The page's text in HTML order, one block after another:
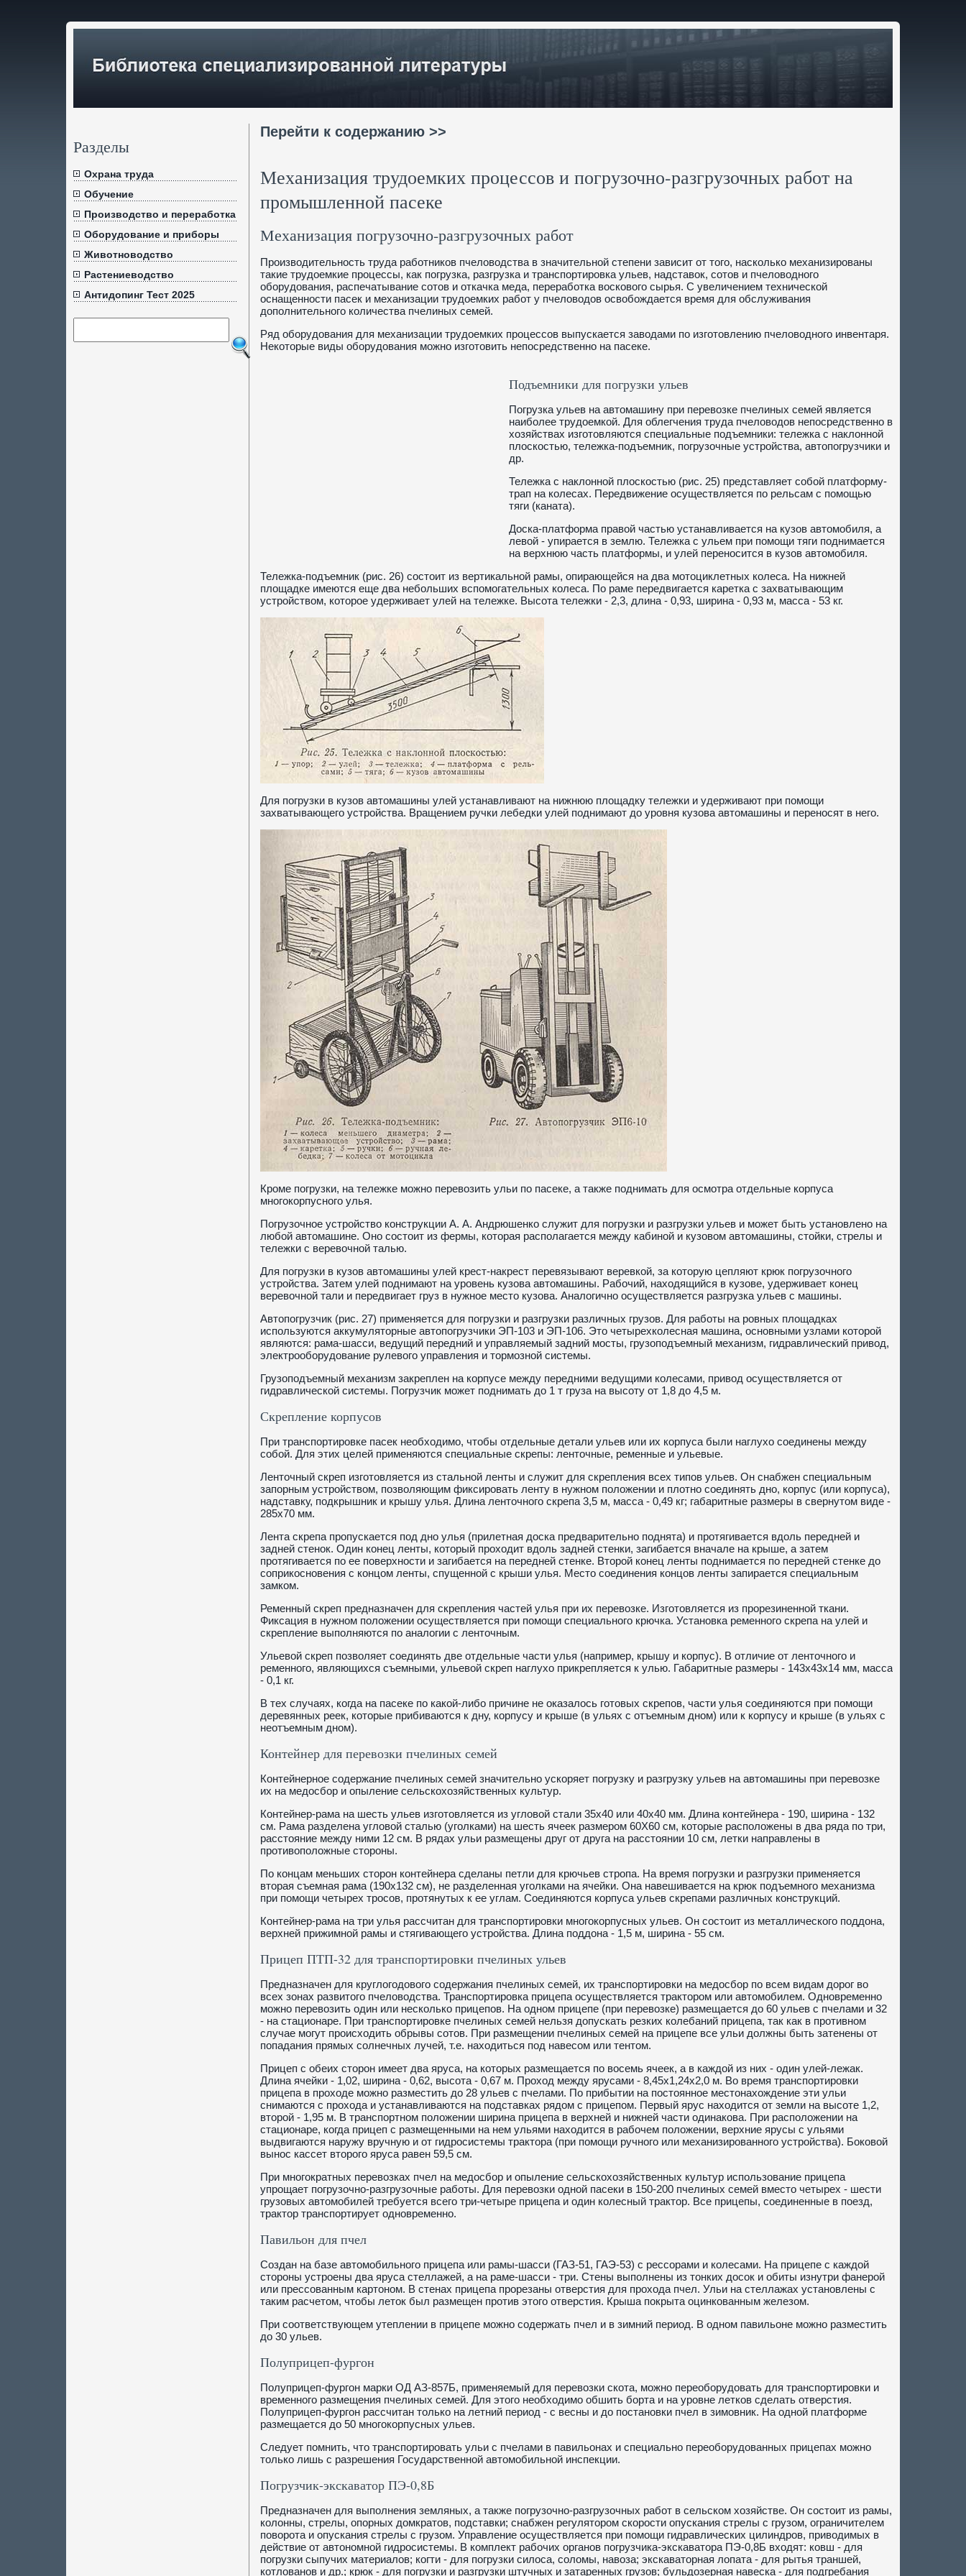
Перейти к содержанию >>
Механизация трудоемких процессов и погрузочно-разгрузочных работ на
промышленной пасеке
Механизация погрузочно-разгрузочных работ
Производительность труда работников пчеловодства в значительной степени зависит от того, насколько механизированы
такие трудоемкие процессы, как погрузка, разгрузка и транспортировка ульев, надставок, сотов и пчеловодного
оборудования, распечатывание сотов и откачка меда, переработка воскового сырья. С увеличением технической
оснащенности пасек и механизации трудоемких работ у пчеловодов освобождается время для обслуживания
дополнительного количества пчелиных семей.
Ряд оборудования для механизации трудоемких процессов выпускается заводами по изготовлению пчеловодного инвентаря.
Некоторые виды оборудования можно изготовить непосредственно на пасеке.
Подъемники для погрузки ульев
Погрузка ульев на автомашину при перевозке пчелиных семей является
наиболее трудоемкой. Для облегчения труда пчеловодов непосредственно в
хозяйствах изготовляются специальные подъемники: тележка с наклонной
плоскостью, тележка-подъемник, погрузочные устройства, автопогрузчики и
др.
Тележка с наклонной плоскостью (рис. 25) представляет собой платформу-
трап на колесах. Передвижение осуществляется по рельсам с помощью
тяги (каната).
Доска-платформа правой частью устанавливается на кузов автомобиля, а
левой - упирается в землю. Тележка с ульем при помощи тяги поднимается
на верхнюю часть платформы, и улей переносится в кузов автомобиля.
Тележка-подъемник (рис. 26) состоит из вертикальной рамы, опирающейся на два мотоциклетных колеса. На нижней
площадке имеются еще два небольших вспомогательных колеса. По раме передвигается каретка с захватывающим
устройством, которое удерживает улей на тележке. Высота тележки - 2,3, длина - 0,93, ширина - 0,93 м, масса - 53 кг.
Для погрузки в кузов автомашины улей устанавливают на нижнюю площадку тележки и удерживают при помощи
захватывающего устройства. Вращением ручки лебедки улей поднимают до уровня кузова автомашины и переносят в него.
Кроме погрузки, на тележке можно перевозить ульи по пасеке, а также поднимать для осмотра отдельные корпуса
многокорпусного улья.
Погрузочное устройство конструкции А. А. Андрюшенко служит для погрузки и разгрузки ульев и может быть установлено на
любой автомашине. Оно состоит из фермы, которая располагается между кабиной и кузовом автомашины, стойки, стрелы и
тележки с веревочной талью.
Для погрузки в кузов автомашины улей крест-накрест перевязывают веревкой, за которую цепляют крюк погрузочного
устройства. Затем улей поднимают на уровень кузова автомашины. Рабочий, находящийся в кузове, удерживает конец
веревочной тали и передвигает груз в нужное место кузова. Аналогично осуществляется разгрузка ульев с машины.
Автопогрузчик (рис. 27) применяется для погрузки и разгрузки различных грузов. Для работы на ровных площадках
используются аккумуляторные автопогрузчики ЭП-103 и ЭП-106. Это четырехколесная машина, основными узлами которой
являются: рама-шасси, ведущий передний и управляемый задний мосты, грузоподъемный механизм, гидравлический привод,
электрооборудование рулевого управления и тормозной системы.
Грузоподъемный механизм закреплен на корпусе между передними ведущими колесами, привод осуществляется от
гидравлической системы. Погрузчик может поднимать до 1 т груза на высоту от 1,8 до 4,5 м.
Скрепление корпусов
При транспортировке пасек необходимо, чтобы отдельные детали ульев или их корпуса были наглухо соединены между
собой. Для этих целей применяются специальные скрепы: ленточные, ременные и ульевые.
Ленточный скреп изготовляется из стальной ленты и служит для скрепления всех типов ульев. Он снабжен специальным
запорным устройством, позволяющим фиксировать ленту в нужном положении и плотно соединять дно, корпус (или корпуса),
надставку, подкрышник и крышу улья. Длина ленточного скрепа 3,5 м, масса - 0,49 кг; габаритные размеры в свернутом виде -
285x70 мм.
Лента скрепа пропускается под дно улья (прилетная доска предварительно поднята) и протягивается вдоль передней и
задней стенок. Один конец ленты, который проходит вдоль задней стенки, загибается вначале на крыше, а затем
протягивается по ее поверхности и загибается на передней стенке. Второй конец ленты поднимается по передней стенке до
соприкосновения с концом ленты, спущенной с крыши улья. Место соединения концов ленты запирается специальным
замком.
Ременный скреп предназначен для скрепления частей улья при их перевозке. Изготовляется из прорезиненной ткани.
Фиксация в нужном положении осуществляется при помощи специального крючка. Установка ременного скрепа на улей и
скрепление выполняются по аналогии с ленточным.
Ульевой скреп позволяет соединять две отдельные части улья (например, крышу и корпус). В отличие от ленточного и
ременного, являющихся съемными, ульевой скреп наглухо прикрепляется к улью. Габаритные размеры - 143х43х14 мм, масса
- 0,1 кг.
В тех случаях, когда на пасеке по какой-либо причине не оказалось готовых скрепов, части улья соединяются при помощи
деревянных реек, которые прибиваются к дну, корпусу и крыше (в ульях с отъемным дном) или к корпусу и крыше (в ульях с
неотъемным дном).
Контейнер для перевозки пчелиных семей
Контейнерное содержание пчелиных семей значительно ускоряет погрузку и разгрузку ульев на автомашины при перевозке
их на медосбор и опыление сельскохозяйственных культур.
Контейнер-рама на шесть ульев изготовляется из угловой стали 35x40 или 40x40 мм. Длина контейнера - 190, ширина - 132
см. Рама разделена угловой сталью (уголками) на шесть ячеек размером 60X60 см, которые расположены в два ряда по три,
расстояние между ними 12 см. В рядах ульи размещены друг от друга на расстоянии 10 см, летки направлены в
противоположные стороны.
По концам меньших сторон контейнера сделаны петли для крючьев стропа. На время погрузки и разгрузки применяется
вторая съемная рама (190х132 см), не разделенная уголками на ячейки. Она навешивается на крюк подъемного механизма
при помощи четырех тросов, протянутых к ее углам. Соединяются корпуса ульев скрепами различных конструкций.
Контейнер-рама на три улья рассчитан для транспортировки многокорпусных ульев. Он состоит из металлического поддона,
верхней прижимной рамы и стягивающего устройства. Длина поддона - 1,5 м, ширина - 55 см.
Прицеп ПТП-32 для транспортировки пчелиных ульев
Предназначен для круглогодового содержания пчелиных семей, их транспортировки на медосбор по всем видам дорог во
всех зонах развитого пчеловодства. Транспортировка прицепа осуществляется трактором или автомобилем. Одновременно
можно перевозить один или несколько прицепов. На одном прицепе (при перевозке) размещается до 60 ульев с пчелами и 32
- на стационаре. При транспортировке пчелиных семей нельзя допускать резких колебаний прицепа, так как в противном
случае могут происходить обрывы сотов. При размещении пчелиных семей на прицепе все ульи должны быть затенены от
попадания прямых солнечных лучей, т.е. находиться под навесом или тентом.
Прицеп с обеих сторон имеет два яруса, на которых размещается по восемь ячеек, а в каждой из них - один улей-лежак.
Длина ячейки - 1,02, ширина - 0,62, высота - 0,67 м. Проход между ярусами - 8,45x1,24x2,0 м. Во время транспортировки
прицепа в проходе можно разместить до 28 ульев с пчелами. По прибытии на постоянное местонахождение эти ульи
снимаются с прохода и устанавливаются на подставках рядом с прицепом. Первый ярус находится от земли на высоте 1,2,
второй - 1,95 м. В транспортном положении ширина прицепа в верхней и нижней части одинакова. При расположении на
стационаре, когда прицеп с размещенными на нем ульями находится в рабочем положении, верхние ярусы с ульями
выдвигаются наружу вручную и от гидросистемы трактора (при помощи ручного или механизированного устройства). Боковой
вынос кассет второго яруса равен 59,5 см.
При многократных перевозках пчел на медосбор и опыление сельскохозяйственных культур использование прицепа
упрощает погрузочно-разгрузочные работы. Для перевозки одной пасеки в 150-200 пчелиных семей вместо четырех - шести
грузовых автомобилей требуется всего три-четыре прицепа и один колесный трактор. Все прицепы, соединенные в поезд,
трактор транспортирует одновременно.
Павильон для пчел
Создан на базе автомобильного прицепа или рамы-шасси (ГАЗ-51, ГАЭ-53) с рессорами и колесами. На прицепе с каждой
стороны устроены два яруса стеллажей, а на раме-шасси - три. Стены выполнены из тонких досок и обиты изнутри фанерой
или прессованным картоном. В стенах прицепа прорезаны отверстия для прохода пчел. Ульи на стеллажах установлены с
таким расчетом, чтобы леток был размещен против этого отверстия. Крыша покрыта оцинкованным железом.
При соответствующем утеплении в прицепе можно содержать пчел и в зимний период. В одном павильоне можно разместить
до 30 ульев.
Полуприцеп-фургон
Полуприцеп-фургон марки ОД АЗ-857Б, применяемый для перевозки скота, можно переоборудовать для транспортировки и
временного размещения пчелиных семей. Для этого необходимо обшить борта и на уровне летков сделать отверстия.
Полуприцеп-фургон рассчитан только на летний период - с весны и до постановки пчел в зимовник. На одной платформе
размещается до 50 многокорпусных ульев.
Следует помнить, что транспортировать ульи с пчелами в павильонах и специально переоборудованных прицепах можно
только лишь с разрешения Государственной автомобильной инспекции.
Погрузчик-экскаватор ПЭ-0,8Б
Предназначен для выполнения земляных, а также погрузочно-разгрузочных работ в сельском хозяйстве. Он состоит из рамы,
колонны, стрелы, опорных домкратов, подставки; снабжен регулятором скорости опускания стрелы с грузом, ограничителем
поворота и опускания стрелы с грузом. Управление осуществляется при помощи гидравлических цилиндров, приводимых в
действие от автономной гидросистемы. В комплект рабочих органов погрузчика-экскаватора ПЭ-0,8Б входят: ковш - для
погрузки сыпучих материалов; когти - для погрузки силоса, соломы, навоза; экскаваторная лопата - для рытья траншей,
котлованов и др.; крюк - для погрузки и разгрузки штучных и затаренных грузов; бульдозерная навеска - для подгребания
Разделы
Охрана труда
Обучение
Производство и переработка
Оборудование и приборы
Животноводство
Растениеводство
Антидопинг Тест 2025